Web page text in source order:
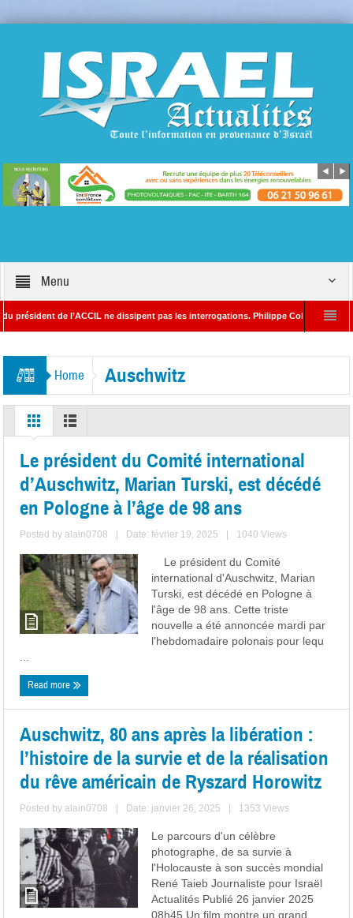
Menu
de l’ACCIL ne dissipent pas les interrogations. Philippe Cohen annonce
Home Auschwitz
Le président du Comité international
d’Auschwitz, Marian Turski, est décédé
en Pologne à l’âge de 98 ans
Posted byalain0708 Date: février 19, 2025 1040 Views
Le président du Comité
international d'Auschwitz, Marian
Turski, est décédé en Pologne à
l'âge de 98 ans. Cette triste
nouvelle a été annoncée mardi par
l'hebdomadaire polonais pour lequ
Read more
Auschwitz, 80 ans après la libération :
l’histoire de la survie et de la réalisation
du rêve américain de Ryszard Horowitz
Posted byalain0708 Date: janvier 26, 2025 1353 Views
Le parcours d'un célèbre
photographe, de sa survie à
l'Holocauste à son succès mondial
René Taieb Journaliste pour Israël
Actualités Publié 26 janvier 2025
08h45 Un film montre un grand